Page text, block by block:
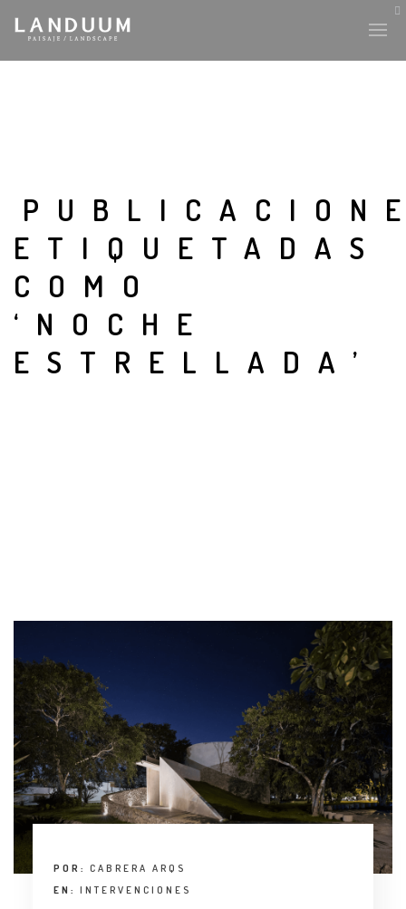
ETIQUETADAS
COMO
‘NOCHE
ESTRELLADA’
POR: CABRERA ARQS
EN: INTERVENCIONES